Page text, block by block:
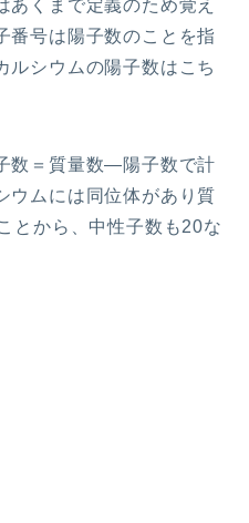
あくまで定義のため覚え
番号は陽子数のことを指
ルシウムの陽子数はこち
数＝質量数―陽子数で計
ウムには同位体があり質
とから、中性子数も20な